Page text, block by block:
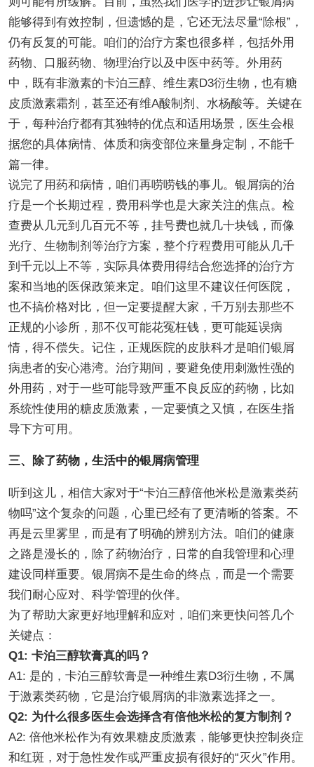
能够得到有效控制，但遗憾的是，它还无法尽量“除根”，
仍有反复的可能。咱们的治疗方案也很多样，包括外用
药物、口服药物、物理治疗以及中医中药等。外用药
中，既有非激素的卡泊三醇、维生素D3衍生物，也有糖
皮质激素霜剂，甚至还有维A酸制剂、水杨酸等。关键在
于，每种治疗都有其独特的优点和适用场景，医生会根
据您的具体病情、体质和病变部位来量身定制，不能千
篇一律。
说完了用药和病情，咱们再唠唠钱的事儿。银屑病的治
疗是一个长期过程，费用科学也是大家关注的焦点。检
查费从几元到几百元不等，挂号费也就几十块钱，而像
光疗、生物制剂等治疗方案，整个疗程费用可能从几千
到千元以上不等，实际具体费用得结合您选择的治疗方
案和当地的医保政策来定。咱们这里不建议任何医院，
也不搞价格对比，但一定要提醒大家，千万别去那些不
正规的小诊所，那不仅可能花冤枉钱，更可能延误病
情，得不偿失。记住，正规医院的皮肤科才是咱们银屑
病患者的安心港湾。治疗期间，要避免使用刺激性强的
外用药，对于一些可能导致严重不良反应的药物，比如
系统性使用的糖皮质激素，一定要慎之又慎，在医生指
导下方可用。
三、除了药物，生活中的银屑病管理
听到这儿，相信大家对于“卡泊三醇倍他米松是激素类药
物吗”这个复杂的问题，心里已经有了更清晰的答案。不
再是云里雾里，而是有了明确的辨别方法。咱们的健康
之路是漫长的，除了药物治疗，日常的自我管理和心理
建设同样重要。银屑病不是生命的终点，而是一个需要
我们耐心应对、科学管理的伙伴。
为了帮助大家更好地理解和应对，咱们来更快问答几个
关键点：
Q1: 卡泊三醇软膏真的吗？
A1: 是的，卡泊三醇软膏是一种维生素D3衍生物，不属
于激素类药物，它是治疗银屑病的非激素选择之一。
Q2: 为什么很多医生会选择含有倍他米松的复方制剂？
A2: 倍他米松作为有效果糖皮质激素，能够更快控制炎症
和红斑，对于急性发作或严重皮损有很好的“灭火”作用。